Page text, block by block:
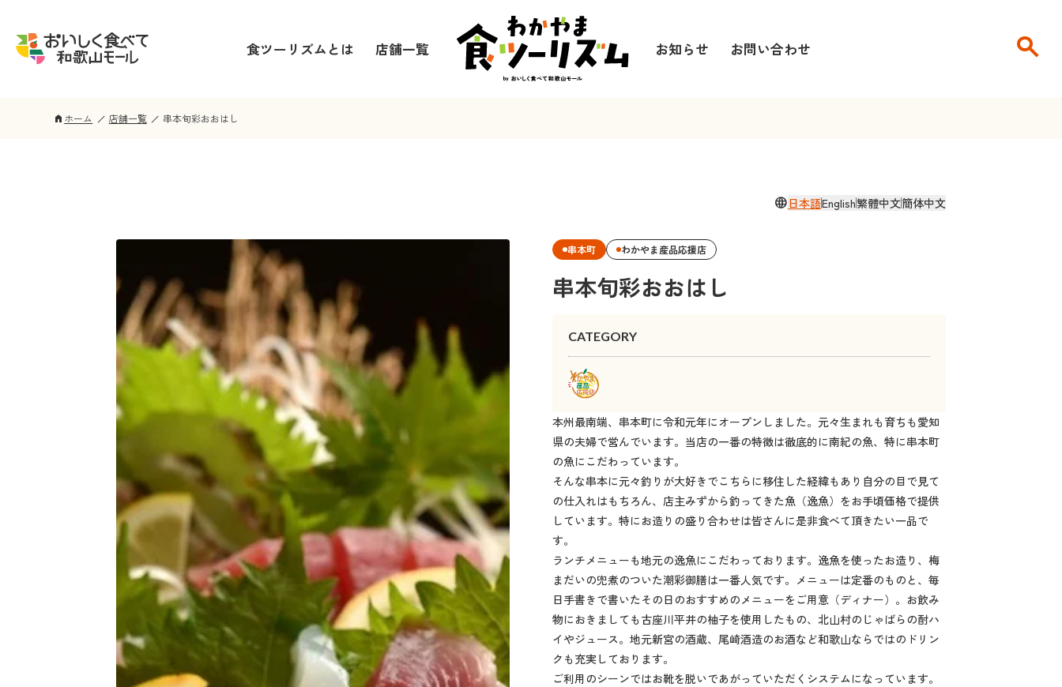
食ツーリズムとは 店舗一覧 お知らせ お問い合わせ search
home ホーム 店舗一覧 串本旬彩おおはし
language日本語English繁體中文簡体中文
串本町 わかやま産品応援店
串本旬彩おおはし
CATEGORY
本州最南端、串本町に令和元年にオープンしました。元々生まれも育ちも愛知
県の夫婦で営んでいます。当店の一番の特徴は徹底的に南紀の魚、特に串本町
の魚にこだわっています。
そんな串本に元々釣りが大好きでこちらに移住した経緯もあり自分の目で見て
の仕入れはもちろん、店主みずから釣ってきた魚（逸魚）をお手頃価格で提供
しています。特にお造りの盛り合わせは皆さんに是非食べて頂きたい一品で
す。
ランチメニューも地元の逸魚にこだわっております。逸魚を使ったお造り、梅
まだいの兜煮のついた潮彩御膳は一番人気です。メニューは定番のものと、毎
日手書きで書いたその日のおすすめのメニューをご用意（ディナー）。お飲み
物におきましても古座川平井の柚子を使用したもの、北山村のじゃばらの酎ハ
イやジュース。地元新宮の酒蔵、尾崎酒造のお酒など和歌山ならではのドリン
クも充実しております。
ご利用のシーンではお靴を脱いであがっていただくシステムになっています。